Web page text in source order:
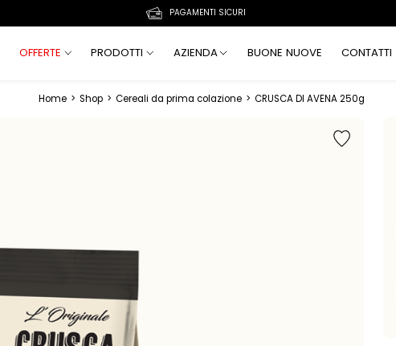
PAGAMENTI SICURI
OFFERTE PRODOTTI AZIENDA BUONE NUOVE CONTATTI
Home > Shop > Cereali da prima colazione > CRUSCA DI AVENA 250g